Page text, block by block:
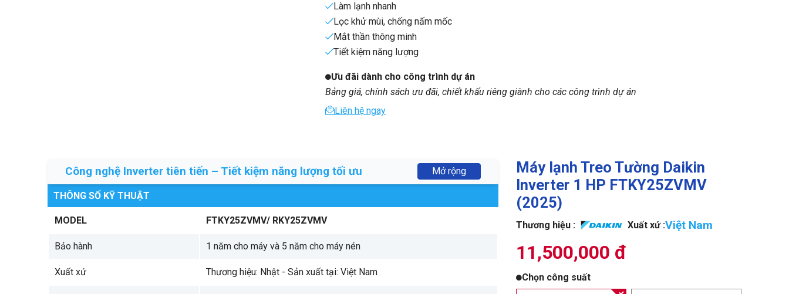
Làm lạnh nhanh
Lọc khử mùi, chống nấm mốc
Mắt thần thông minh
Tiết kiệm năng lượng
Ưu đãi dành cho công trình dự án
Bảng giá, chính sách ưu đãi, chiết khấu riêng giành cho các công trình dự án
Liên hệ ngay
Công nghệ Inverter tiên tiến – Tiết kiệm năng lượng tối ưu Mở rộng
THÔNG SỐ KỸ THUẬT
MODEL FTKY25ZVMV/ RKY25ZVMV
Bảo hành 1 năm cho máy và 5 năm cho máy nén
Xuất xứ Thương hiệu: Nhật - Sản xuất tại: Việt Nam
Máy lạnh Treo Tường Daikin
Inverter 1 HP FTKY25ZVMV
(2025)
Thương hiệu : Xuất xứ :Việt Nam
11,500,000 đ
Chọn công suất